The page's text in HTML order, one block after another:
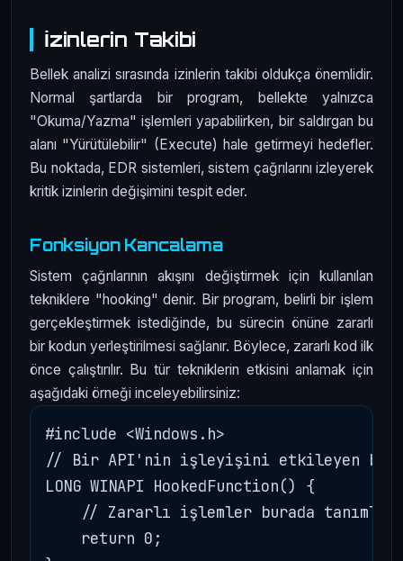
İzinlerin Takibi
Bellek analizi sırasında izinlerin takibi oldukça önemlidir.
Normal şartlarda bir program, bellekte yalnızca
"Okuma/Yazma" işlemleri yapabilirken, bir saldırgan bu
alanı "Yürütülebilir" (Execute) hale getirmeyi hedefler.
Bu noktada, EDR sistemleri, sistem çağrılarını izleyerek
kritik izinlerin değişimini tespit eder.
Fonksiyon Kancalama
Sistem çağrılarının akışını değiştirmek için kullanılan
tekniklere "hooking" denir. Bir program, belirli bir işlem
gerçekleştirmek istediğinde, bu sürecin önüne zararlı
bir kodun yerleştirilmesi sağlanır. Böylece, zararlı kod ilk
önce çalıştırılır. Bu tür tekniklerin etkisini anlamak için
aşağıdaki örneği inceleyebilirsiniz:
#include <Windows.h>
// Bir API'nin işleyişini etkileyen
LONG WINAPI HookedFunction() {
// Zararlı işlemler burada
    return 0;